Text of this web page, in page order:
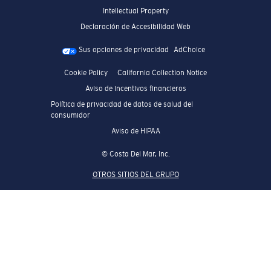
Intellectual Property
Declaración de Accesibilidad Web
Sus opciones de privacidad AdChoice
Cookie Policy
California Collection Notice
Aviso de incentivos financieros
Política de privacidad de datos de salud del
consumidor
Aviso de HIPAA
© Costa Del Mar, Inc.
OTROS SITIOS DEL GRUPO